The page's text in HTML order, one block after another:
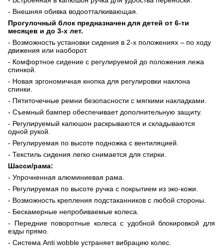
- Внешняя обивка водоотталкивающая.
Прогулочный блок предназначен для детей от 6-ти
месяцев и до 3-х лет.
- Возможность установки сидения в 2-х положениях – по ходу
движения или наоборот.
- Комфортное сидение с регулируемой до положения лежа
спинкой.
- Новая эргономичная кнопка для регулировки наклона
спинки.
- Пятиточечные ремни безопасности с мягкими накладками.
- Съемный бампер обеспечивает дополнительную защиту.
- Регулируемый капюшон раскрываются и складываются
одной рукой.
- Регулируемая по высоте подножка с вентиляцией.
- Текстиль сидения легко снимается для стирки.
Шасси/рама:
- Упрочненная алюминиевая рама.
- Регулируемая по высоте ручка с покрытием из эко-кожи.
- Возможность крепления подстаканников с любой стороны.
- Бескамерные непробиваемые колеса.
- Передние поворотные колеса с удобной блокировкой для
езды прямо.
- Система Anti wobble устраняет вибрацию колес.